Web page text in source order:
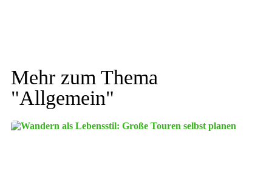
Mehr zum Thema
"Allgemein"